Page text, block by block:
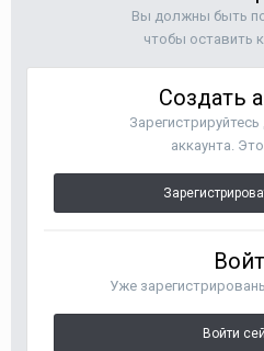
Вы должны быть
чтобы оставить
Создать
аккаунта.
Уже
Войти